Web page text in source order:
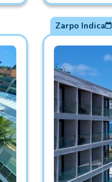
Zarpo Indica